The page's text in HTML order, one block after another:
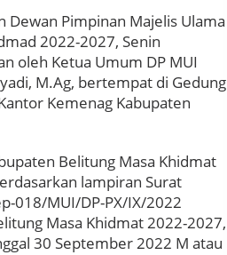
Dewan Pimpinan Majelis Ulama
2022-2027, Senin
oleh Ketua Umum DP MUI
M.Ag, bertempat di Gedung
Kemenag Kabupaten
Belitung Masa Khidmat
lampiran Surat
018/MUI/DP-PX/IX/2022
Masa Khidmat 2022-2027,
30 September 2022 M atau